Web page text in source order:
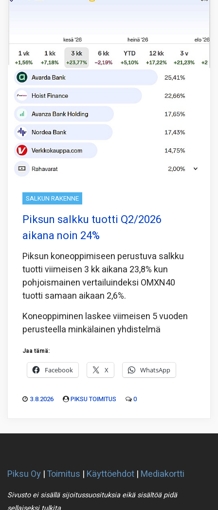
SALKUN RAKENNE
Piksun salkku tuotti Q2/2026
aikana noin 24%
Piksun koneoppimiseen perustuva salkku
tuotti viimeisen 3 kk aikana 23,8% kun
pohjoismainen vertailuindeksi OMXN40
tuotti samaan aikaan 2,6%.
Koneoppiminen laskee viimeisen 5 vuoden
perusteella minkälainen yhdistelmä
Jaa tämä:
Facebook X WhatsApp
3.8.2026 PIKSU TOIMITUS 0
Piksu Oy |Toimitus | Käyttöehdot | Mediakortti
Sivusto ei sisällä sijoitussuosituksia eikä sisältöä pidä